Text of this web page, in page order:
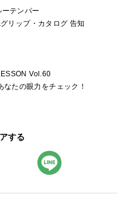
テンパー
リップ・カタログ 告知
Vol.60
たの眼力をチェック！
する